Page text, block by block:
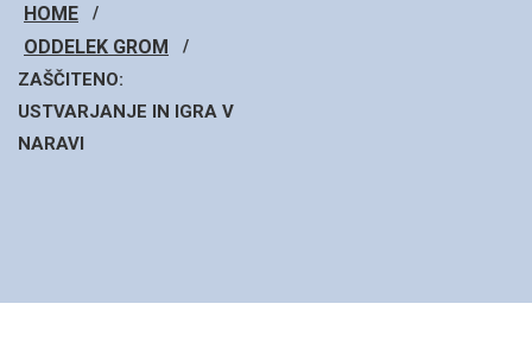
HOME
ODDELEK GROM
ZAŠČITENO:
USTVARJANJE IN IGRA V
NARAVI